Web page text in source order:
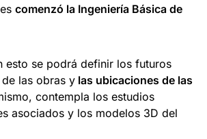
comenzó la Ingeniería Básica de
esto se podrá definir los futuros
las obras y las ubicaciones de las
contempla los estudios
asociados y los modelos 3D del